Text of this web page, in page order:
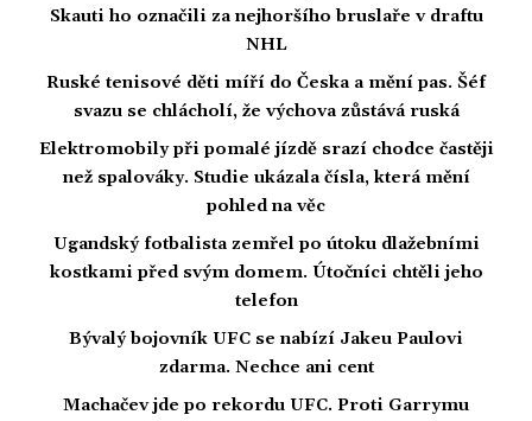
Skauti ho označili za nejhoršího bruslaře v draftu
NHL
Ruské tenisové děti míří do Česka a mění pas. Šéf
svazu se chlácholí, že výchova zůstává ruská
Elektromobily při pomalé jízdě srazí chodce častěji
než spalováky. Studie ukázala čísla, která mění
pohled na věc
Ugandský fotbalista zemřel po útoku dlažebními
kostkami před svým domem. Útočníci chtěli jeho
telefon
Bývalý bojovník UFC se nabízí Jakeu Paulovi
zdarma. Nechce ani cent
Machačev jde po rekordu UFC. Proti Garrymu